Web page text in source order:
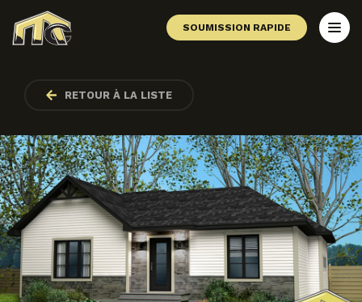
SOUMISSION RAPIDE
RETOUR À LA LISTE